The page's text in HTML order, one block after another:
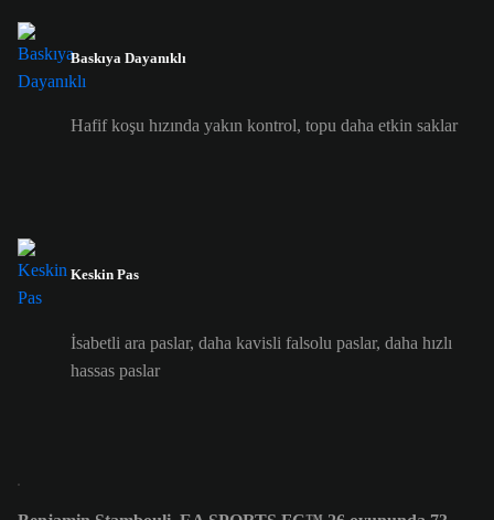
Baskıya Dayanıklı
Hafif koşu hızında yakın kontrol, topu daha etkin saklar
Keskin Pas
İsabetli ara paslar, daha kavisli falsolu paslar, daha hızlı
hassas paslar